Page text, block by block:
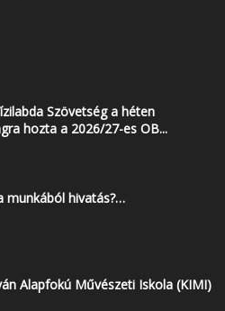
Szövetség a héten
hozta a 2026/27-es OB...
munkából hivatás?…
Alapfokú Művészeti Iskola (KIMI)